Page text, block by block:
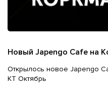
Новый Japengo Cafe на
Открылось новое Japengo
КТ Октябрь